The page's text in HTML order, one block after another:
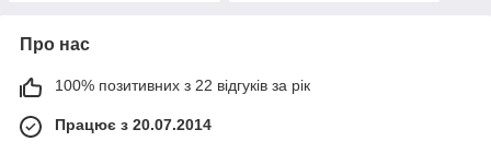
Про нас
100% позитивних з 22 відгуків за рік
Працює з 20.07.2014